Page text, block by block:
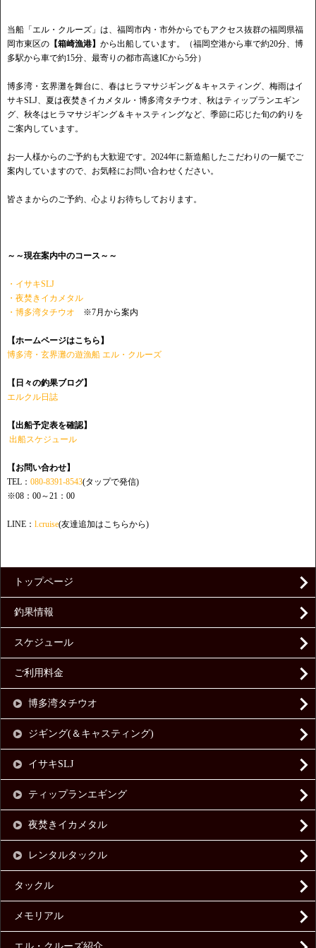
当船「エル・クルーズ」は、福岡市内・市外からでもアクセス抜群の福岡県福
岡市東区の 【箱崎漁港】 から出船しています。（福岡空港から車で約20分、博
多駅から車で約15分、最寄りの都市高速ICから5分）
博多湾・玄界灘を舞台に、春はヒラマサジギング＆キャスティング、梅雨はイ
サキSLJ、夏は夜焚きイカメタル・博多湾タチウオ、秋はティップランエギン
グ、秋冬はヒラマサジギング＆キャスティングなど、季節に応じた旬の釣りを
ご案内しています。
お一人様からのご予約も大歓迎です。2024年に新造船したこだわりの一艇でご
案内していますので、お気軽にお問い合わせください。
皆さまからのご予約、心よりお待ちしております。
～～現在案内中のコース～～
・イサキSLJ
・夜焚きイカメタル
・博多湾タチウオ ※7月から案内
【ホームページはこちら】
博多湾・玄界灘の遊漁船 エル・クルーズ
【日々の釣果ブログ】
エルクル日誌
【出船予定表を確認】
出船スケジュール
【お問い合わせ】
TEL： 080-8391-8543(タップで発信)
※08：00～21：00
LINE： l.cruise(友達追加はこちらから)
トップページ
釣果情報
スケジュール
ご利用料金
博多湾タチウオ
ジギング(＆キャスティング)
イサキSLJ
ティップランエギング
夜焚きイカメタル
レンタルタックル
タックル
メモリアル